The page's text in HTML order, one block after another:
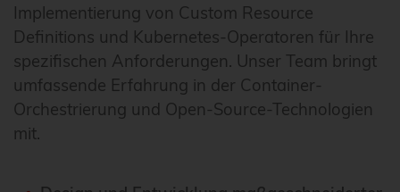
Implementierung von Custom Resource
Definitions und Kubernetes-Operatoren für Ihre
spezifischen Anforderungen. Unser Team bringt
umfassende Erfahrung in der Container-
Orchestrierung und Open-Source-Technologien
mit.